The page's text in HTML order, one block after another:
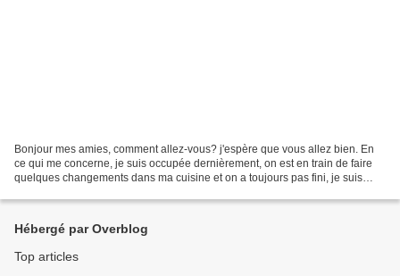
Bonjour mes amies, comment allez-vous? j'espère que vous allez bien. En
ce qui me concerne, je suis occupée dernièrement, on est en train de faire
quelques changements dans ma cuisine et on a toujours pas fini, je suis
Hébergé par Overblog
Top articles